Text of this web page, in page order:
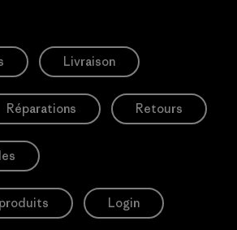
Livraison
Réparations Retours
Login